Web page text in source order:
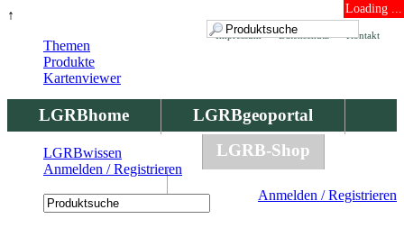
↑ Loading ...
Kontakt
Datenschutz
Impressum
LGRBhome
LGRBgeoportal
LGRBbohrungen
LGRB-Shop
Anmelden / Registrieren
Themen
Produkte
Kartenviewer
LGRBwissen
Anmelden / Registrieren